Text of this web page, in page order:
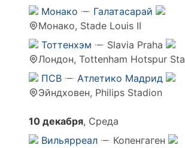
Монако
Галатасарай
Монако, Stade Louis II
Тоттенхэм
Slavia Praha
Лондон, Tottenham Hotspur
ПСВ
Атлетико Мадрид
Эйндховен, Philips Stadion
10 декабря, Среда
Вильярреал
Копенгаген